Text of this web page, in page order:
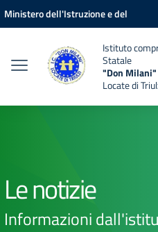
Vai ai contenuti
Vai al menu di navigazione
Vai al footer
Ministero dell'Istruzione e del
Istituto
Statale
"Don Milani"
Locate di
Le notizie
Informazioni